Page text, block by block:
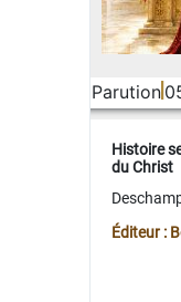
Parution
Histoire
du Christ
Éditeur :